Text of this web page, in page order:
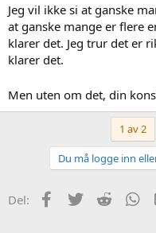
Jeg vil ikke si at ganske
at ganske mange er flere
klarer det. Jeg trur det er
klarer det.
Men uten om det, din
1 av 2
Du må logge inn
Del: Facebook
Twitter Reddit